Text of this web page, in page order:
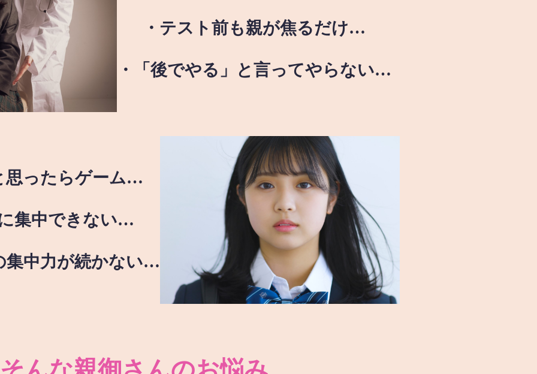
・テスト前も親が焦るだけ…
・「後でやる」と言ってやらない…
思ったらゲーム…
集中できない…
集中力が続かない…